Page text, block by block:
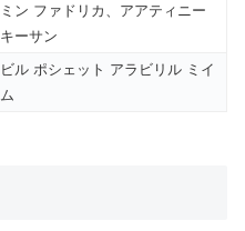
ミン ファドリカ、アアティニー
キーサン
ビル ポシェット アラビリル ミイ
ム